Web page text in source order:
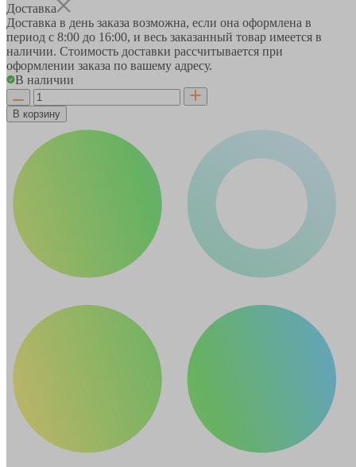
Доставка
Доставка в день заказа возможна, если она оформлена в
период с 8:00 до 16:00, и весь заказанный товар имеется в
наличии. Стоимость доставки рассчитывается при
оформлении заказа по вашему адресу.
В наличии
В корзину